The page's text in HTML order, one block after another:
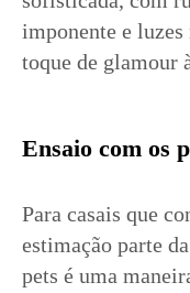
imponente e
toque de glamour
Ensaio com os
Para casais que
estimação parte
pets é uma